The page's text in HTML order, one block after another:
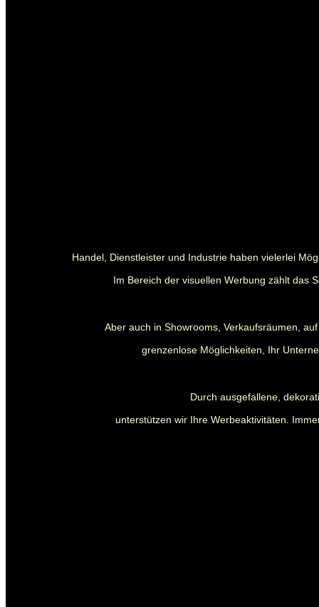
Handel, Dienstleister und Industrie haben vielerlei
Im Bereich der visuellen Werbung zählt das
Aber auch in Showrooms, Verkaufsräumen,
grenzenlose Möglichkeiten, Ihr
Durch ausgefallene,
unterstützen wir Ihre Werbeaktivitäten.